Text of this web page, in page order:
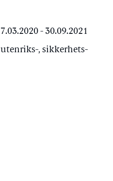
- 30.09.2021
, sikkerhets-